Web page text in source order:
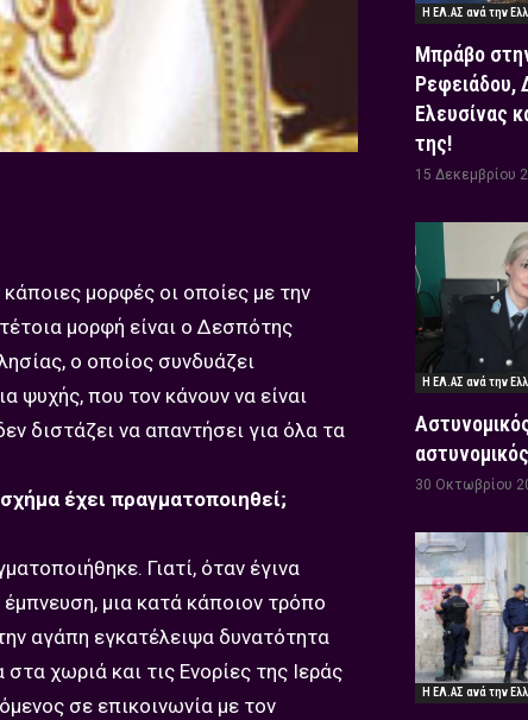
μορφές οι οποίες με την
μορφή είναι ο Δεσπότης
ο οποίος συνδυάζει
ψυχής, που τον κάνουν να είναι
διστάζει να απαντήσει για όλα τα
έχει πραγματοποιηθεί;
Γιατί, όταν έγινα
έμπνευση, μια κατά κάποιον τρόπο
αγάπη εγκατέλειψα δυνατότητα
χωριά και τις Ενορίες της Ιεράς
σε επικοινωνία με τον
Η ΕΛ.ΑΣ ανά την
Μπράβο
Ρεφειάδου,
Ελευσίνας
της!
15 Δεκεμβρίου
Η ΕΛ.ΑΣ ανά την
30 Οκτωβρίου
Η ΕΛ.ΑΣ ανά την